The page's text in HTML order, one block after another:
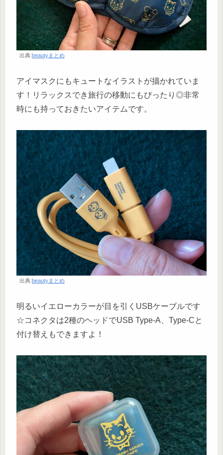
出典:beautyまとめ
アイマスクにもキュートなイラストが描かれていま
す！リラックスでき旅行の移動にもぴったり◎非常
時にも持っておきたいアイテムです。
出典:beautyまとめ
明るいイエローカラーが目を引くUSBケーブルです
☆コネクタは2種のヘッドでUSB Type-A、Type-Cと
付け替えもできますよ！